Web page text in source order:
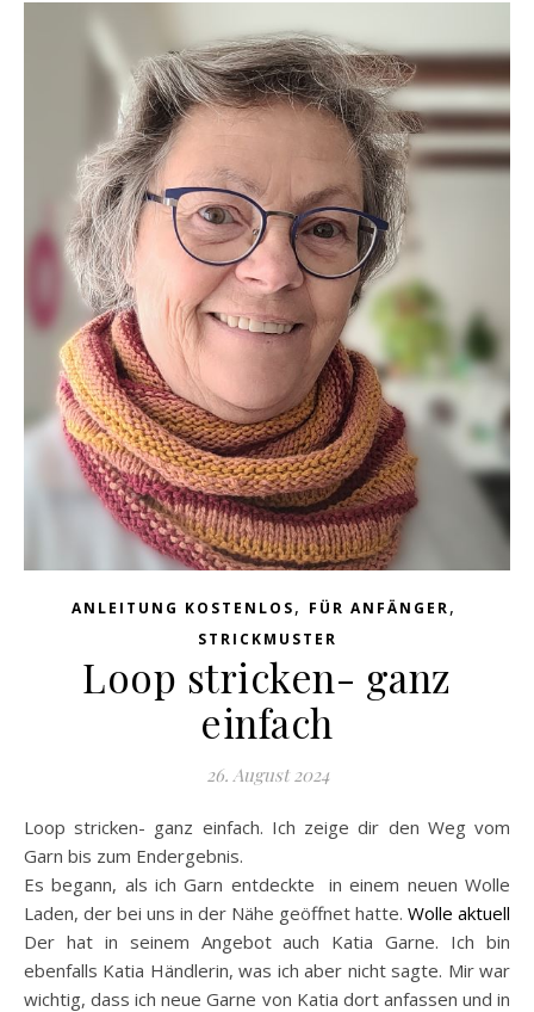
ANLEITUNG KOSTENLOS, FÜR ANFÄNGER,
STRICKMUSTER
Loop stricken- ganz
einfach
26. August 2024
Loop stricken- ganz einfach. Ich zeige dir den Weg vom
Garn bis zum Endergebnis.
Es begann, als ich Garn entdeckte in einem neuen Wolle
Laden, der bei uns in der Nähe geöffnet hatte. Wolle aktuell
Der hat in seinem Angebot auch Katia Garne. Ich bin
ebenfalls Katia Händlerin, was ich aber nicht sagte. Mir war
wichtig, dass ich neue Garne von Katia dort anfassen und in